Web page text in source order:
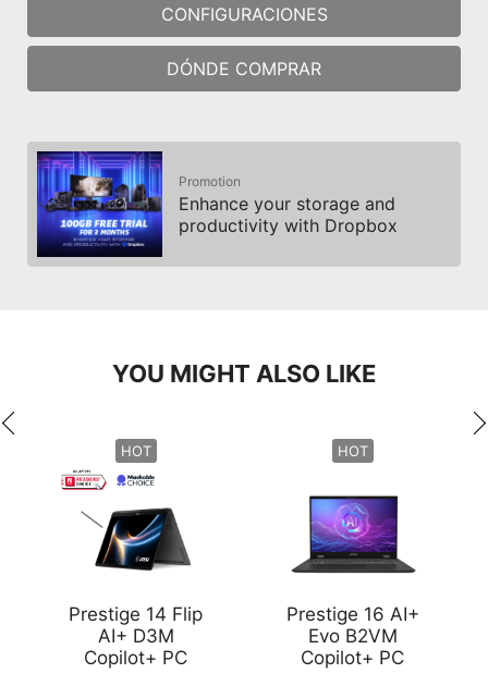
CONFIGURACIONES
DÓNDE COMPRAR
Promotion
Enhance your storage and
productivity with Dropbox
YOU MIGHT ALSO LIKE
HOT
Prestige 14 Flip
AI+ D3M
Copilot+ PC
HOT
Prestige 16 AI+
Evo B2VM
Copilot+ PC